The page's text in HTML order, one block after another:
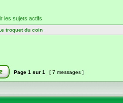
les sujets actifs
troquet du coin
Page 1 sur 1 [ 7 messages ]